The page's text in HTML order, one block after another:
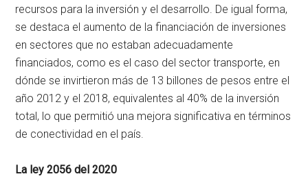
recursos para la inversión y el desarrollo. De igual forma,
se destaca el aumento de la financiación de inversiones
en sectores que no estaban adecuadamente
financiados, como es el caso del sector transporte, en
dónde se invirtieron más de 13 billones de pesos entre el
año 2012 y el 2018, equivalentes al 40% de la inversión
total, lo que permitió una mejora significativa en términos
de conectividad en el país.
La ley 2056 del 2020